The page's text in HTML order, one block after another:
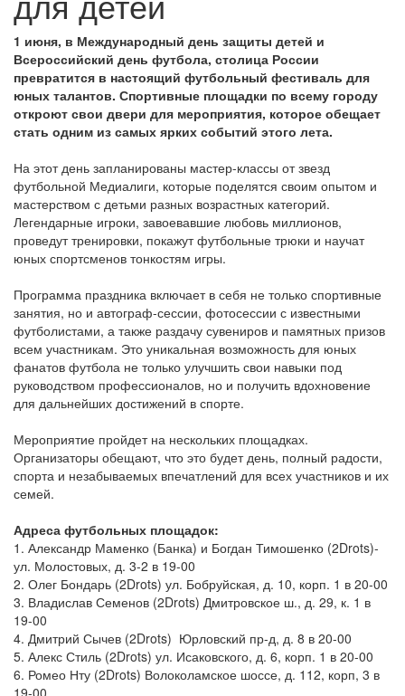
1 июня, в Международный день защиты детей и
Всероссийский день футбола, столица России
превратится в настоящий футбольный фестиваль для
юных талантов. Спортивные площадки по всему городу
откроют свои двери для мероприятия, которое обещает
стать одним из самых ярких событий этого лета.
На этот день запланированы мастер-классы от звезд
футбольной Медиалиги, которые поделятся своим опытом и
мастерством с детьми разных возрастных категорий.
Легендарные игроки, завоевавшие любовь миллионов,
проведут тренировки, покажут футбольные трюки и научат
юных спортсменов тонкостям игры.
Программа праздника включает в себя не только спортивные
занятия, но и автограф-сессии, фотосессии с известными
футболистами, а также раздачу сувениров и памятных призов
всем участникам. Это уникальная возможность для юных
фанатов футбола не только улучшить свои навыки под
руководством профессионалов, но и получить вдохновение
для дальнейших достижений в спорте.
Мероприятие пройдет на нескольких площадках.
Организаторы обещают, что это будет день, полный радости,
спорта и незабываемых впечатлений для всех участников и их
семей.
Адреса футбольных площадок:
1. Александр Маменко (Банка) и Богдан Тимошенко (2Drots)-
ул. Молостовых, д. 3-2 в 19-00
2. Олег Бондарь (2Drots) ул. Бобруйская, д. 10, корп. 1 в 20-00
3. Владислав Семенов (2Drots) Дмитровское ш., д. 29, к. 1 в
19-00
4. Дмитрий Сычев (2Drots) Юрловский пр-д, д. 8 в 20-00
5. Алекс Стиль (2Drots) ул. Исаковского, д. 6, корп. 1 в 20-00
6. Ромео Нту (2Drots) Волоколамское шоссе, д. 112, корп, 3 в
19-00